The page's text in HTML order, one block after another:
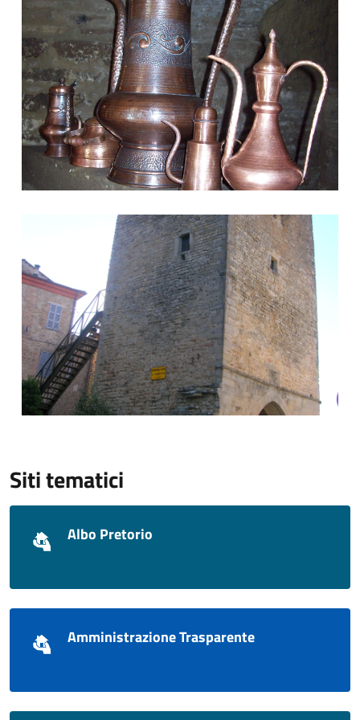
Torrione Porta San Francesco
Siti tematici
Albo Pretorio
Amministrazione Trasparente